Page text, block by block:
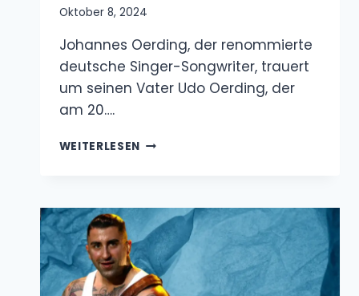
Johannes Oerding, der renommierte deutsche
Singer-Songwriter, trauert um seinen Vater
Udo Oerding, der am 20….
WEITERLESEN JOHANNES
KRANK